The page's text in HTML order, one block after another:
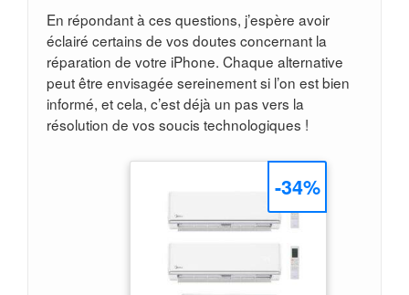
En répondant à ces questions, j’espère avoir
éclairé certains de vos doutes concernant la
réparation de votre iPhone. Chaque alternative
peut être envisagée sereinement si l’on est bien
informé, et cela, c’est déjà un pas vers la
résolution de vos soucis technologiques !
-34%